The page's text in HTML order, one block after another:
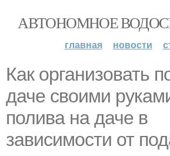
АВТОНОМНОЕ
главная новости
Как организовать
даче своими
полива на даче в
зависимости от